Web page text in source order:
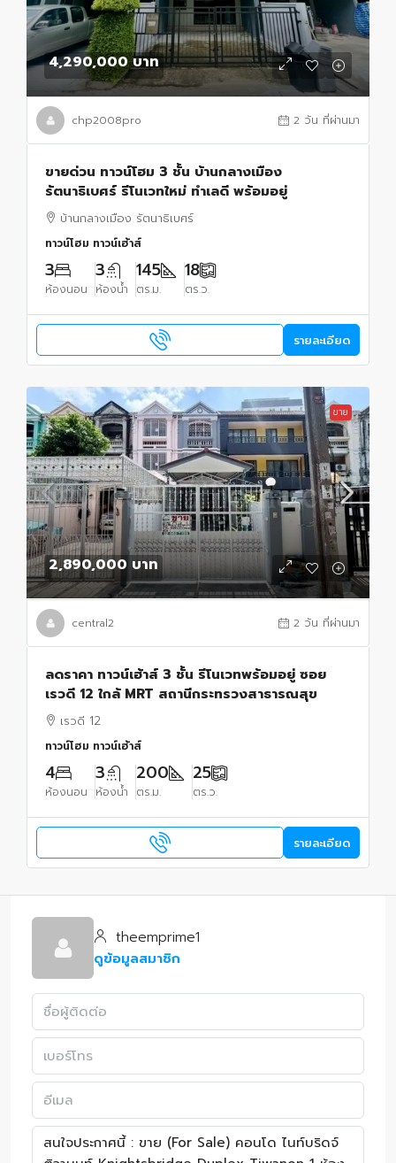
4,290,000 บาท
chp2008pro 2 วัน ที่ผ่านมา
ขายด่วน ทาวน์โฮม 3 ชั้น บ้านกลางเมือง
รัตนาธิเบศร์ รีโนเวทใหม่ ทำเลดี พร้อมอยู่
บ้านกลางเมือง รัตนาธิเบศร์
ทาวน์โฮม ทาวน์เฮ้าส์
3
ห้องนอน
3
ห้องน้ำ
145
ตร.ม.
18
ตร.ว.
รายละเอียด
ขาย
2,890,000 บาท
central2 2 วัน ที่ผ่านมา
ลดราคา ทาวน์เฮ้าส์ 3 ชั้น รีโนเวทพร้อมอยู่ ซอย
เรวดี 12 ใกล้ MRT สถานีกระทรวงสาธารณสุข
เรวดี 12
ทาวน์โฮม ทาวน์เฮ้าส์
4
ห้องนอน
3
ห้องน้ำ
200
ตร.ม.
25
ตร.ว.
รายละเอียด
theemprime1
ดูข้อมูลสมาชิก